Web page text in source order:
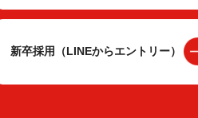
新卒採用（LINEからエントリー）